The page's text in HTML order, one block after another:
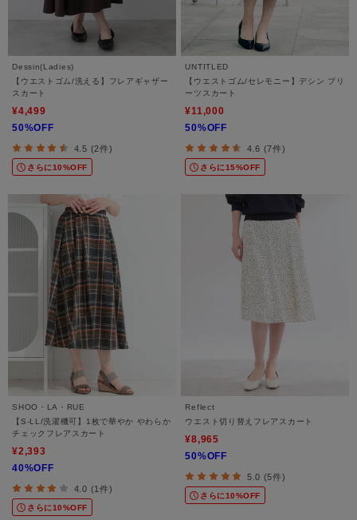
Dessin(Ladies)
【ウエストゴム/洗える】フレアギャザー
スカート
¥4,499
50%OFF
4.5 (2件)
さらに10%OFF
UNTITLED
【ウエストゴム/セレモニー】デシン プリ
ーツスカート
¥11,000
50%OFF
4.6 (7件)
さらに15%OFF
SHOO・LA・RUE
【S-LL/洗濯機可】1枚で華やか やわらか
チェックフレアスカート
¥2,393
40%OFF
4.0 (1件)
さらに10%OFF
Reflect
ウエスト切り替えフレアスカート
¥8,965
50%OFF
5.0 (5件)
さらに10%OFF